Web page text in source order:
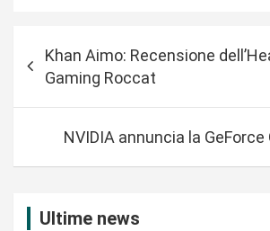
Khan Aimo: Recensione
Gaming Roccat
NVIDIA annuncia la GeForce
Ultime news